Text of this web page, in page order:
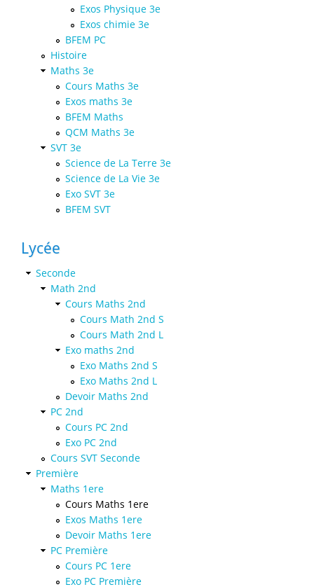
Exos Physique 3e
Exos chimie 3e
BFEM PC
Histoire
Maths 3e
Cours Maths 3e
Exos maths 3e
BFEM Maths
QCM Maths 3e
SVT 3e
Science de La Terre 3e
Science de La Vie 3e
Exo SVT 3e
BFEM SVT
Lycée
Seconde
Math 2nd
Cours Maths 2nd
Cours Math 2nd S
Cours Math 2nd L
Exo maths 2nd
Exo Maths 2nd S
Exo Maths 2nd L
Devoir Maths 2nd
PC 2nd
Cours PC 2nd
Exo PC 2nd
Cours SVT Seconde
Première
Maths 1ere
Cours Maths 1ere
Exos Maths 1ere
Devoir Maths 1ere
PC Première
Cours PC 1ere
Exo PC Première